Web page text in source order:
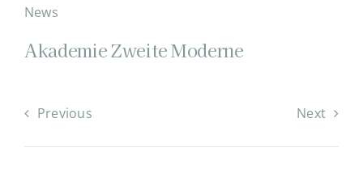
News
Akademie Zweite Moderne
Previous Next